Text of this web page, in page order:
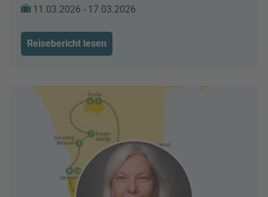
11.03.2026 - 17.03.2026
Reisebericht lesen